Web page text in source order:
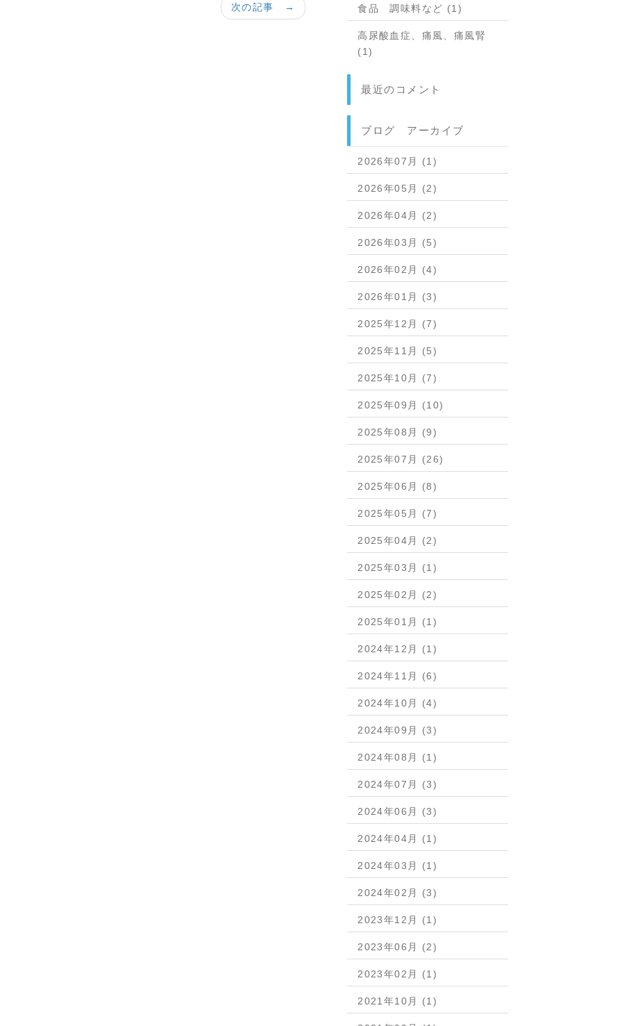
次の記事 → 食品 調味料など (1)
高尿酸血症、痛風、痛風腎
(1)
最近のコメント
ブログ アーカイブ
2026年07月 (1)
2026年05月 (2)
2026年04月 (2)
2026年03月 (5)
2026年02月 (4)
2026年01月 (3)
2025年12月 (7)
2025年11月 (5)
2025年10月 (7)
2025年09月 (10)
2025年08月 (9)
2025年07月 (26)
2025年06月 (8)
2025年05月 (7)
2025年04月 (2)
2025年03月 (1)
2025年02月 (2)
2025年01月 (1)
2024年12月 (1)
2024年11月 (6)
2024年10月 (4)
2024年09月 (3)
2024年08月 (1)
2024年07月 (3)
2024年06月 (3)
2024年04月 (1)
2024年03月 (1)
2024年02月 (3)
2023年12月 (1)
2023年06月 (2)
2023年02月 (1)
2021年10月 (1)